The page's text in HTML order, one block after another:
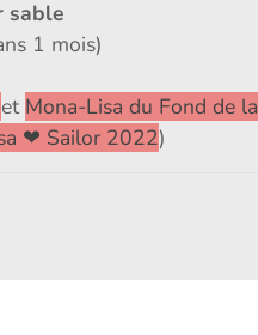
sable
1 mois)
et Mona-Lisa du Fond de la
❤ Sailor 2022)